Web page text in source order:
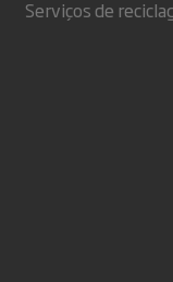
Serviços de